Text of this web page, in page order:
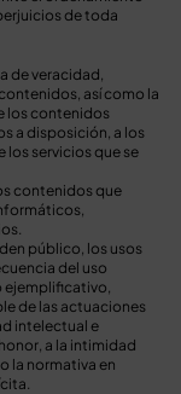
de toda
de veracidad,
así como la
los contenidos
a disposición, a los
los servicios que se
contenidos que
público, los usos
del uso
ejemplificativo,
de las actuaciones
intelectual e
a la intimidad
la normativa en